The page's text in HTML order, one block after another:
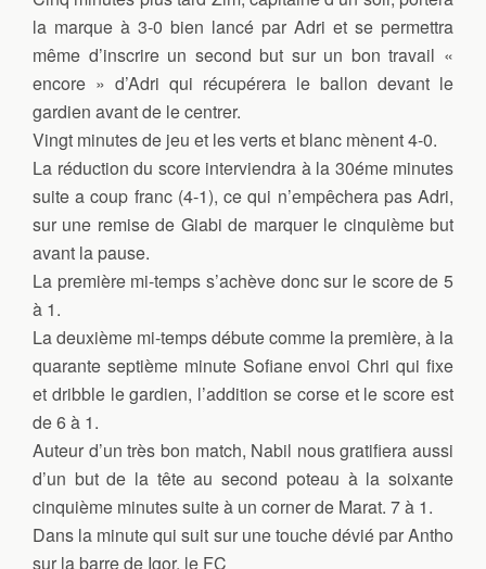
la marque à 3-0 bien lancé par Adri et se permettra
même d’inscrire un second but sur un bon travail «
encore » d’Adri qui récupérera le ballon devant le
gardien avant de le centrer.
Vingt minutes de jeu et les verts et blanc mènent 4-0.
La réduction du score interviendra à la 30éme minutes
suite a coup franc (4-1), ce qui n’empêchera pas Adri,
sur une remise de Giabi de marquer le cinquième but
avant la pause.
La première mi-temps s’achève donc sur le score de 5
à 1.
La deuxième mi-temps débute comme la première, à la
quarante septième minute Sofiane envoi Chri qui fixe
et dribble le gardien, l’addition se corse et le score est
de 6 à 1.
Auteur d’un très bon match, Nabil nous gratifiera aussi
d’un but de la tête au second poteau à la soixante
cinquième minutes suite à un corner de Marat. 7 à 1.
Dans la minute qui suit sur une touche dévié par Antho
sur la barre de Igor, le FC